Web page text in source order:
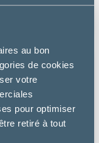
au bon
de cookies
votre
pour optimiser
retiré à tout